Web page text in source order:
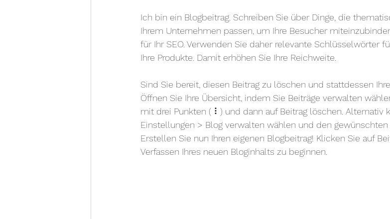
Ich bin ein Blogbeitrag. Schreiben Sie über Dinge, die
Ihrem Unternehmen passen, um Ihre Besucher
für Ihr SEO. Verwenden Sie daher relevante Schlüsselwörter
Ihre Produkte. Damit erhöhen Sie Ihre Reichweite.
Sind Sie bereit, diesen Beitrag zu löschen und stattdessen
Öffnen Sie Ihre Übersicht, indem Sie Beiträge verwalten
mit drei Punkten ( ⠇) und dann auf Beitrag löschen. Alternativ
Einstellungen > Blog verwalten wählen und den gewünschten
Erstellen Sie nun Ihren eigenen Blogbeitrag! Klicken Sie auf
Verfassen Ihres neuen Bloginhalts zu beginnen.